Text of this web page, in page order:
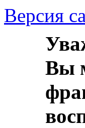
Версия
Вы